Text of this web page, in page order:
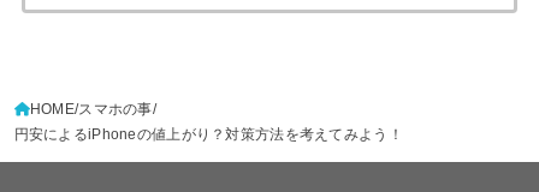
HOME スマホの事
円安によるiPhoneの値上がり？対策方法を考えてみよう！